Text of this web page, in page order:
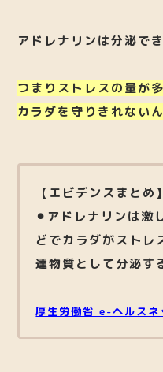
アドレナリンは分泌で
つまりストレスの量が
カラダを守りきれない
【エビデンスまとめ】
⚫︎アドレナリンは激
どでカラダがストレ
達物質として分泌す
厚生労働省 e-ヘルスネ